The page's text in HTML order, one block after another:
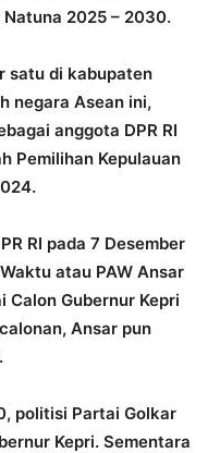
2025 – 2030.
satu di kabupaten
negara Asean ini,
anggota DPR RI
Pemilihan Kepulauan
RI pada 7 Desember
atau PAW Ansar
Calon Gubernur Kepri
Ansar pun
politisi Partai Golkar
Kepri. Sementara